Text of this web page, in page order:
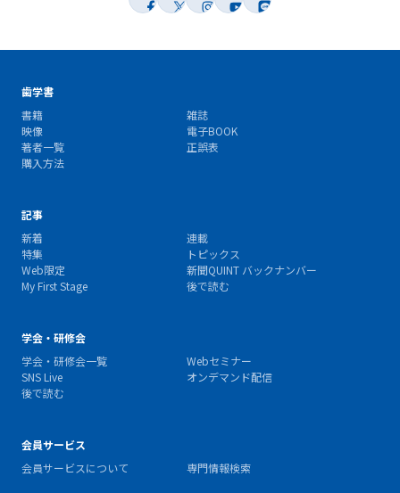
歯学書
書籍
雑誌
映像
電子BOOK
著者一覧
正誤表
購入方法
記事
新着
連載
特集
トピックス
Web限定
新聞QUINT バックナンバー
My First Stage
後で読む
学会・研修会
学会・研修会一覧
Webセミナー
SNS Live
オンデマンド配信
後で読む
会員サービス
会員サービスについて
専門情報検索